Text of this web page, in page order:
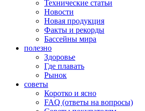
Технические статьи
Новости
Новая продукция
Факты и рекорды
Бассейны мира
полезно
Здоровье
Где плавать
Рынок
советы
Коротко и ясно
FAQ (ответы на вопросы)